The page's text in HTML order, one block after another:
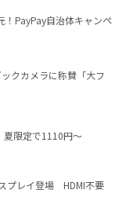
！PayPay自治体キャンペ
クカメラに称賛「大フ
夏限定で1110円～
プレイ登場 HDMI不要